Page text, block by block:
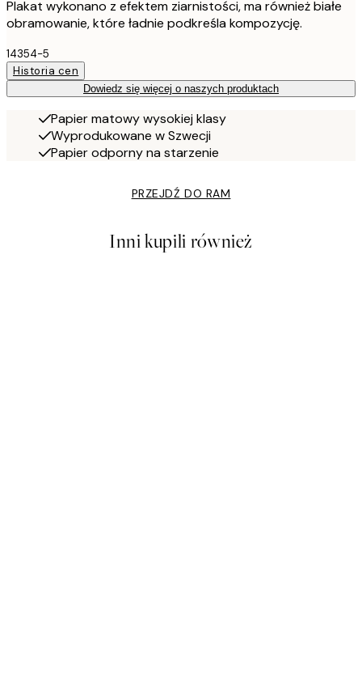
Plakat wykonano z efektem ziarnistości, ma również białe
obramowanie, które ładnie podkreśla kompozycję.
14354-5
Historia cen
Dowiedz się więcej o naszych produktach
Papier matowy wysokiej klasy
Wyprodukowane w Szwecji
Papier odporny na starzenie
PRZEJDŹ DO RAM
Inni kupili również